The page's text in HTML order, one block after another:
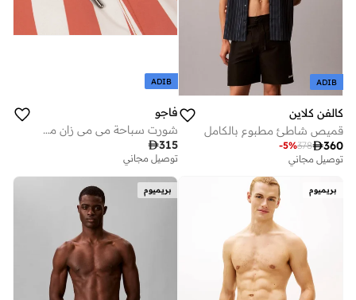
ADIB
كالفن كلاين
قميص شاطئ مطبوع بالكامل
360
378
-5%
توصيل مجاني
ADIB
فاجو
شورت سباحة مي مي زان مخطط باللون البيج والطيني
315
توصيل مجاني
بريميوم بريميوم